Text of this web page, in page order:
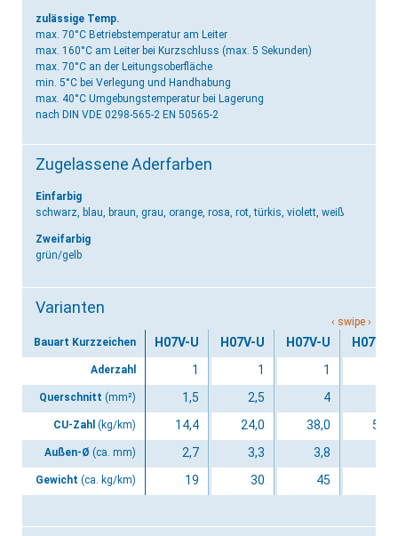
zulässige Temp.
max. 70°C Betriebstemperatur am Leiter
max. 160°C am Leiter bei Kurzschluss (max. 5 Sekunden)
max. 70°C an der Leitungsoberfläche
min. 5°C bei Verlegung und Handhabung
max. 40°C Umgebungstemperatur bei Lagerung
nach DIN VDE 0298-565-2 EN 50565-2
Zugelassene Aderfarben
Einfarbig
schwarz, blau, braun, grau, orange, rosa, rot, türkis, violett, weiß
Zweifarbig
grün/gelb
Varianten
Bauart Kurzzeichen
Aderzahl
Querschnitt (mm²)
CU-Zahl (kg/km)
Außen-Ø (ca. mm)
Gewicht (ca. kg/km)
H07V-U
1
1,5
14,4
2,7
19
H07V-U
1
2,5
24,0
3,3
30
H07V-U
1
4
38,0
3,8
45
H07V-U
58,0